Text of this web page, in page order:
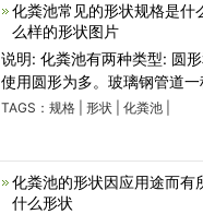
化粪池常见的形状规格是什
么样的形状图片
说明: 化粪池有两种类型: 圆
使用圆形为多。玻璃钢管道一
耐腐蚀的非金属管道。它是具
TAGS： 规格| 形状| 化粪池|
化粪池的形状因应用途而有
什么形状